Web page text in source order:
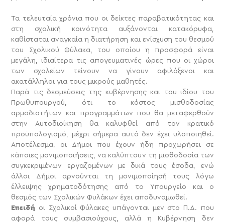
Τα τελευταία χρόνια που οι δείκτες παραβατικότητας και
στη σχολική κοινότητα αυξάνονται κατακόρυφα,
καθίσταται αναγκαία η διατήρηση και ενίσχυση του θεσμού
του Σχολικού Φύλακα, του οποίου η προσφορά είναι
μεγάλη, ιδιαίτερα τις απογευματινές ώρες που οι χώροι
των σχολείων τείνουν να γίνουν αφιλόξενοι και
ακατάλληλοι για τους μικρούς μαθητές.
Παρά τις δεσμεύσεις της κυβέρνησης και του ιδίου του
Πρωθυπουργού, ότι το κόστος μισθοδοσίας
αρμοδιοτήτων και προγραμμάτων που θα μεταφερθούν
στην Αυτοδιοίκηση θα καλυφθεί από τον κρατικό
προϋπολογισμό, μέχρι σήμερα αυτό δεν έχει υλοποιηθεί.
Αποτέλεσμα, οι Δήμοι που έχουν ήδη προχωρήσει σε
κάποιες μονιμοποιήσεις, να καλύπτουν τη μισθοδοσία των
συγκεκριμένων εργαζομένων με δικά τους έσοδα, ενώ
άλλοι Δήμοι αρνούνται τη μονιμοποίησή τους λόγω
έλλειψης χρηματοδότησης από το Υπουργείο και ο
θεσμός των Σχολικών Φυλάκων έχει αποδυναμωθεί.
Επειδή οι Σχολικοί Φύλακες υπάγονται μεν στο Π.Δ. που
αφορά τους συμβασιούχους, αλλά η Κυβέρνηση δεν